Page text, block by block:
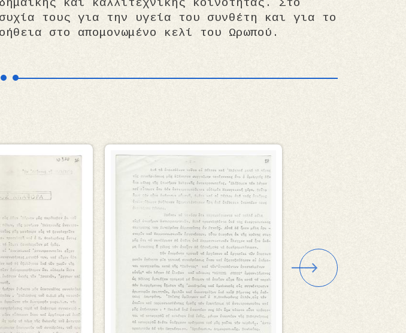
και καλλιτεχνικής κοινότητας. Στο
τους για την υγεία του συνθέτη και για το
στο απομονωμένο κελί του Ωρωπού.